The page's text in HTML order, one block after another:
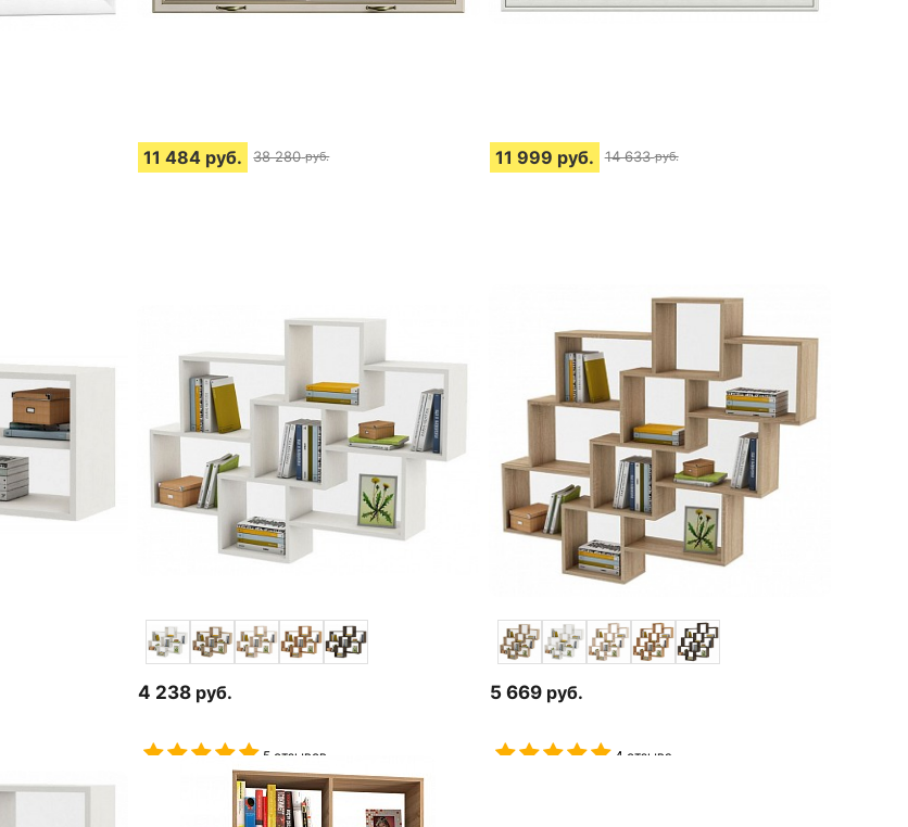
11 484 руб. 38 280 руб. 11 999 руб. 14 633 руб.
4 238 руб.
5 отзывов
5 669 руб.
4 отзыва